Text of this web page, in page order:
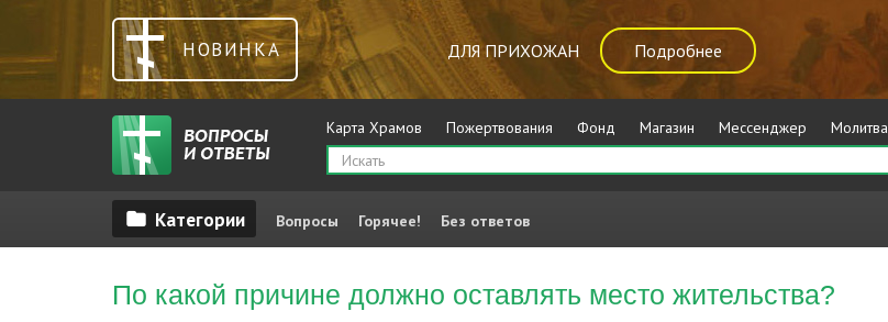
НОВИНКА ДЛЯ ПРИХОЖАН Подробнее
Карта Храмов Пожертвования Фонд Магазин Мессенджер Молитва
Вопросы Горячее! Без ответов
По какой причине должно оставлять место жительства?